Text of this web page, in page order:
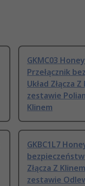
GKMC03
Przełącznik
Układ Złącza
zestawie
Klinem
GKBC1L7
Złącza Z
zestawie